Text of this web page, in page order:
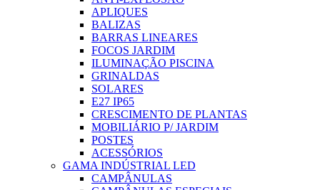
APLIQUES
BALIZAS
BARRAS LINEARES
FOCOS JARDIM
ILUMINAÇÃO PISCINA
GRINALDAS
SOLARES
E27 IP65
CRESCIMENTO DE PLANTAS
MOBILIÁRIO P/ JARDIM
POSTES
ACESSÓRIOS
GAMA INDÚSTRIAL LED
CAMPÂNULAS